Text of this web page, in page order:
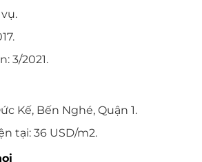
3/2021.
Kế, Bến Nghé, Quận 1.
tại: 36 USD/m2.